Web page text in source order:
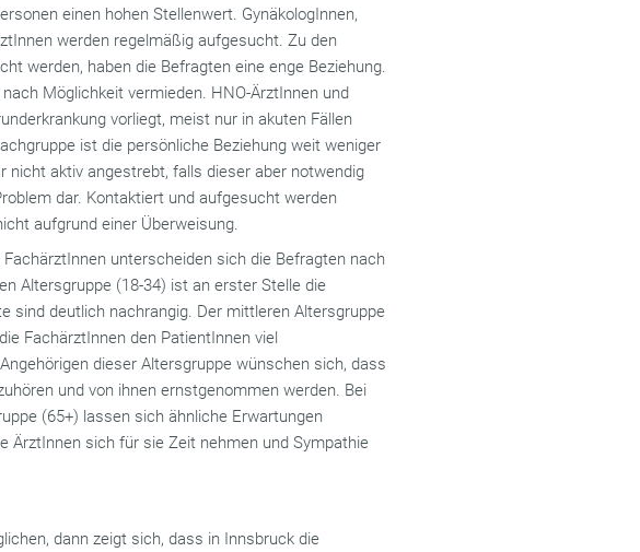
einen hohen Stellenwert. GynäkologInnen,
werden regelmäßig aufgesucht. Zu den
werden, haben die Befragten eine enge Beziehung.
Möglichkeit vermieden. HNO-ÄrztInnen und
vorliegt, meist nur in akuten Fällen
ist die persönliche Beziehung weit weniger
nicht aktiv angestrebt, falls dieser aber notwendig
dar. Kontaktiert und aufgesucht werden
aufgrund einer Überweisung.
unterscheiden sich die Befragten nach
Altersgruppe (18-34) ist an erster Stelle die
sind deutlich nachrangig. Der mittleren Altersgruppe
FachärztInnen den PatientInnen viel
dieser Altersgruppe wünschen sich, dass
und von ihnen ernstgenommen werden. Bei
(65+) lassen sich ähnliche Erwartungen
ÄrztInnen sich für sie Zeit nehmen und Sympathie
dann zeigt sich, dass in Innsbruck die